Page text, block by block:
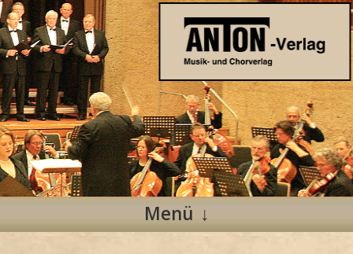
Anton Verlag
Musik- und Chorverlag
Menü